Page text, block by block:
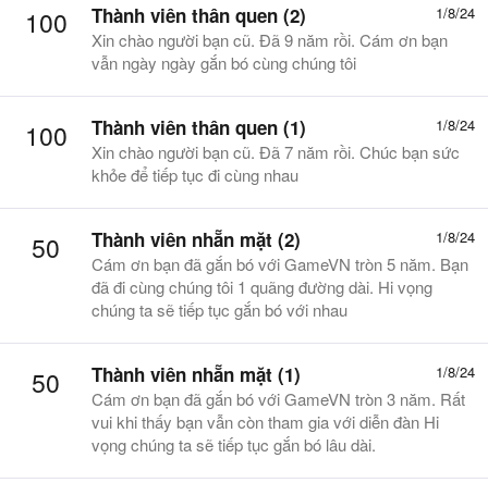
100 1/8/24
Thành viên thân quen (2)
Xin chào người bạn cũ. Đã 9 năm rồi. Cám ơn bạn
vẫn ngày ngày gắn bó cùng chúng tôi
100 1/8/24
Thành viên thân quen (1)
Xin chào người bạn cũ. Đã 7 năm rồi. Chúc bạn sức
khỏe để tiếp tục đi cùng nhau
50 1/8/24
Thành viên nhẵn mặt (2)
Cám ơn bạn đã gắn bó với GameVN tròn 5 năm. Bạn
đã đi cùng chúng tôi 1 quãng đường dài. Hi vọng
chúng ta sẽ tiếp tục gắn bó với nhau
50 1/8/24
Thành viên nhẵn mặt (1)
Cám ơn bạn đã gắn bó với GameVN tròn 3 năm. Rất
vui khi thấy bạn vẫn còn tham gia với diễn đàn Hi
vọng chúng ta sẽ tiếp tục gắn bó lâu dài.